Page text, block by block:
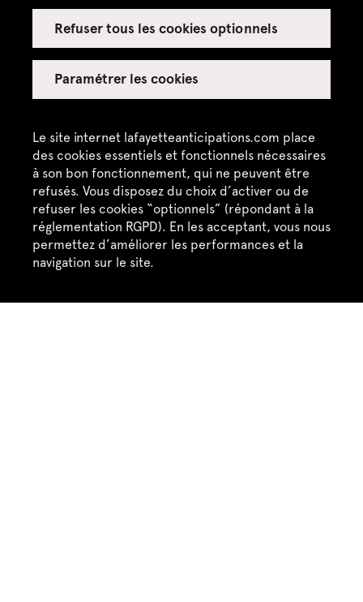
Le site internet lafayetteanticipations.com place
des cookies essentiels et fonctionnels nécessaires
à son bon fonctionnement, qui ne peuvent être
refusés. Vous disposez du choix d’activer ou de
refuser les cookies “optionnels” (répondant à la
réglementation RGPD). En les acceptant, vous nous
permettez d’améliorer les performances et la
navigation sur le site.
Refuser tous les cookies optionnels
Paramétrer les cookies